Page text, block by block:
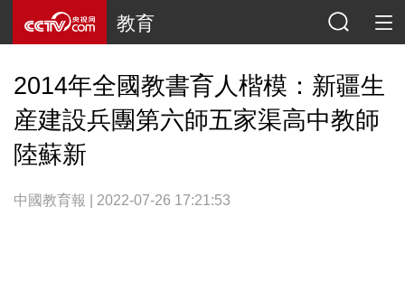
教育
2014年全國教書育人楷模：新疆生
産建設兵團第六師五家渠高中教師
陸蘇新
中國教育報 | 2022-07-26 17:21:53